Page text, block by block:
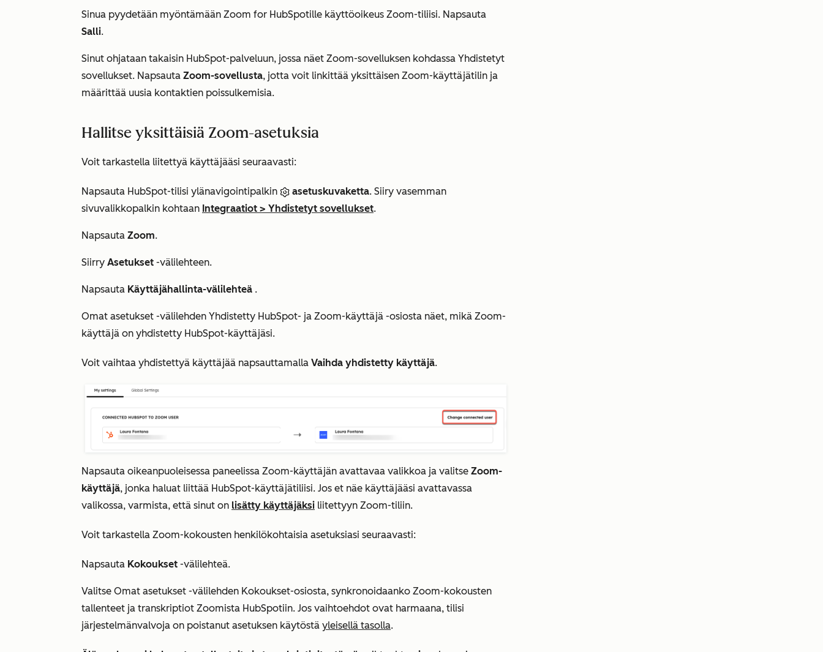
Sinua pyydetään myöntämään Zoom for HubSpotille käyttöoikeus Zoom-tiliisi. Napsauta
Salli.
Sinut ohjataan takaisin HubSpot-palveluun, jossa näet Zoom-sovelluksen kohdassa Yhdistetyt
sovellukset. Napsauta Zoom-sovellusta, jotta voit linkittää yksittäisen Zoom-käyttäjätilin ja
määrittää uusia kontaktien poissulkemisia.
Hallitse yksittäisiä Zoom-asetuksia
Voit tarkastella liitettyä käyttäjääsi seuraavasti:
Napsauta HubSpot-tilisi ylänavigointipalkin asetuskuvaketta. Siiry vasemman
sivuvalikkopalkin kohtaan Integraatiot > Yhdistetyt sovellukset.
Napsauta Zoom.
Siirry Asetukset -välilehteen.
Napsauta Käyttäjähallinta-välilehteä .
Omat asetukset -välilehden Yhdistetty HubSpot- ja Zoom-käyttäjä -osiosta näet, mikä Zoom-
käyttäjä on yhdistetty HubSpot-käyttäjäsi.
Voit vaihtaa yhdistettyä käyttäjää napsauttamalla Vaihda yhdistetty käyttäjä.
Napsauta oikeanpuoleisessa paneelissa Zoom-käyttäjän avattavaa valikkoa ja valitse Zoom-
käyttäjä, jonka haluat liittää HubSpot-käyttäjätiliisi. Jos et näe käyttäjääsi avattavassa
valikossa, varmista, että sinut on lisätty käyttäjäksi liitettyyn Zoom-tiliin.
Voit tarkastella Zoom-kokousten henkilökohtaisia asetuksiasi seuraavasti:
Napsauta Kokoukset -välilehteä.
Valitse Omat asetukset -välilehden Kokoukset-osiosta, synkronoidaanko Zoom-kokousten
tallenteet ja transkriptiot Zoomista HubSpotiin. Jos vaihtoehdot ovat harmaana, tilisi
järjestelmänvalvoja on poistanut asetuksen käytöstä yleisellä tasolla.